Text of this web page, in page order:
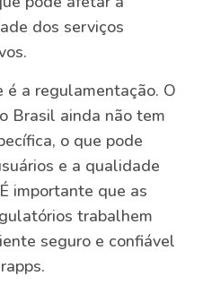
dos serviços
a regulamentação. O
Brasil ainda não tem
o que pode
e a qualidade
importante que as
trabalhem
seguro e confiável